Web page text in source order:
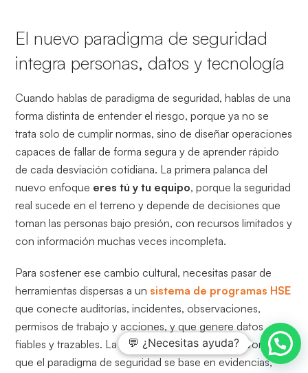
El nuevo paradigma de seguridad
integra personas, datos y tecnología
Cuando hablas de paradigma de seguridad, hablas de una
forma distinta de entender el riesgo, porque ya no se
trata solo de cumplir normas, sino de diseñar operaciones
capaces de fallar de forma segura y de aprender rápido
de cada desviación cotidiana. La primera palanca del
nuevo enfoque eres tú y tu equipo, porque la seguridad
real sucede en el terreno y depende de decisiones que
toman las personas bajo presión, con recursos limitados y
con información muchas veces incompleta.
Para sostener ese cambio cultural, necesitas pasar de
herramientas dispersas a un sistema de programas HSE
que conecte auditorías, incidentes, observaciones,
permisos de trabajo y acciones, y que genere datos
fiables y trazables. La integración tecnológica favorece
que el paradigma de seguridad se base en evidencias,
💬 ¿Necesitas ayuda?